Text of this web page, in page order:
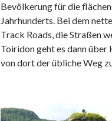
Bevölkerung für die
Jahrhunderts. Bei dem
Track Roads, die Straßen
Toiridon geht es dann über
von dort der übliche Weg